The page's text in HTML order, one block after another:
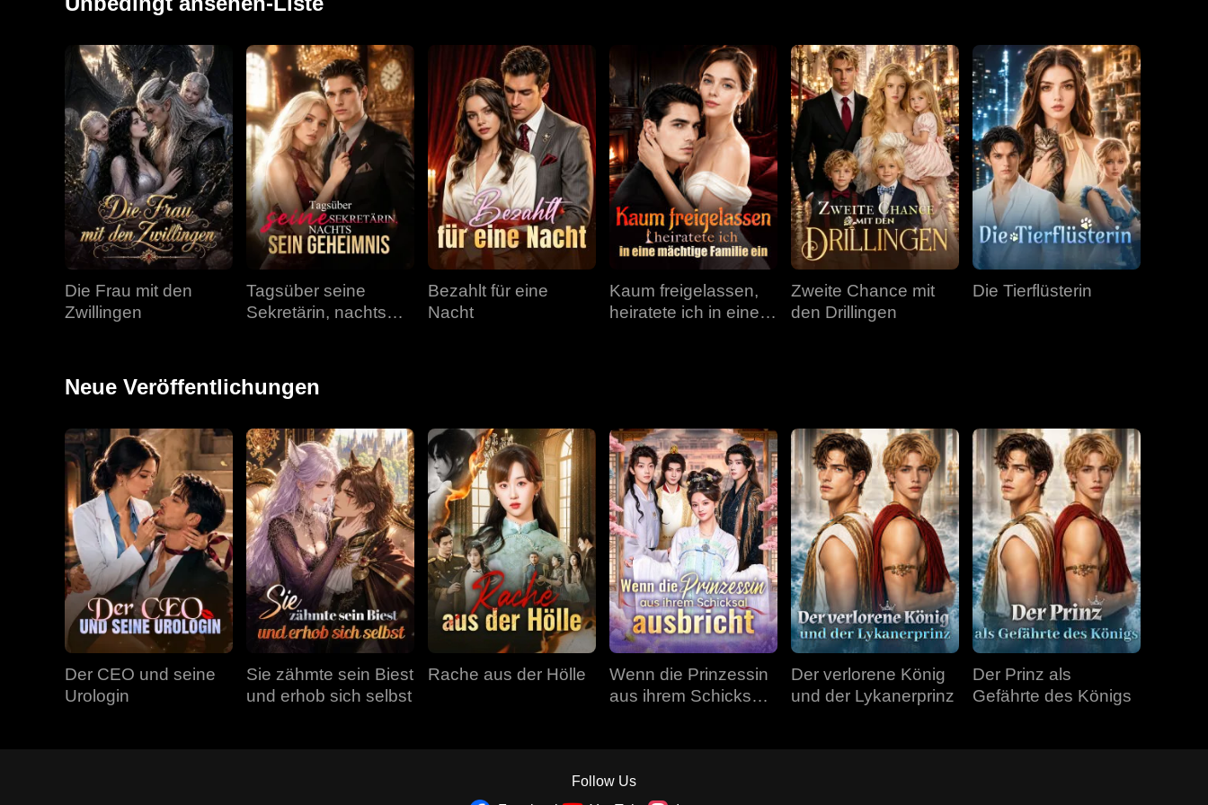
Folge 34 Folge 35 Folge 36
Folge 37 Folge 38 Folge 39
Folge 40
Die Frau mit den
Zwillingen
Tagsüber seine
Sekretärin, nachts
Bezahlt für eine
Nacht
Kaum freigelassen,
heiratete ich in eine
Zweite Chance mit
den Drillingen
Die Tierflüsterin
Neue Veröffentlichungen
Der CEO und seine
Urologin
Sie zähmte sein Biest
und erhob sich selbst
Rache aus der Hölle
Wenn die Prinzessin
aus ihrem Schicksal
Der verlorene König
und der Lykanerprinz
Der Prinz als
Gefährte des Königs
Follow Us